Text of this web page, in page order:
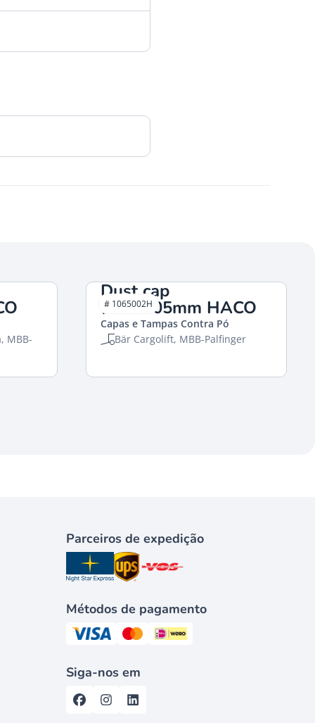
MBB-
Dust cap
Ø60x305mm HACO
Capas e Tampas Contra Pó
Bär Cargolift, MBB-Palfinger
# 1065002H
Parceiros de expedição
Métodos de pagamento
Siga-nos em